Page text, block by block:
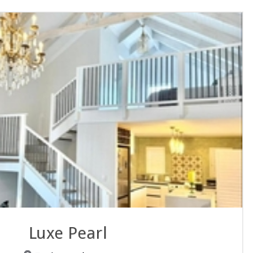
Luxe Pearl